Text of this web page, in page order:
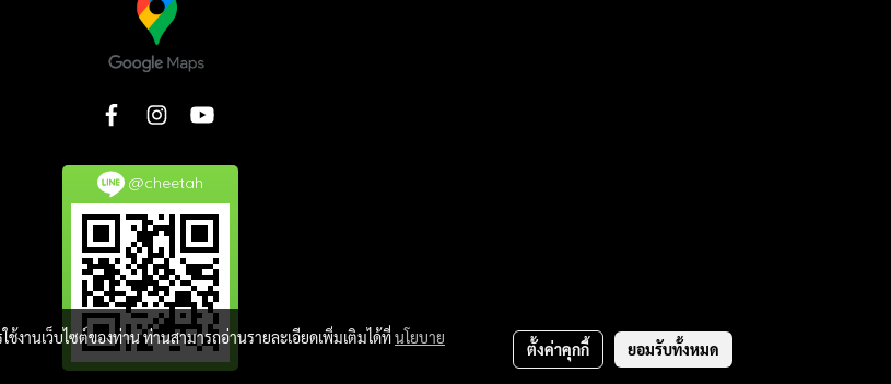
@cheetah
งานเว็บไซต์ของท่าน ท่านสามารถอ่านรายละเอียดเพิ่มเติมได้ที่นโยบาย
ตั้งค่าคุกกี้ ยอมรับทั้งหมด